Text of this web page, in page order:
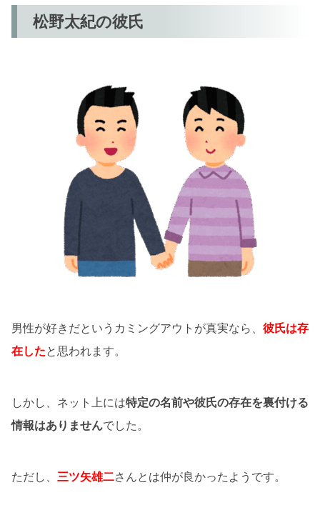
松野太紀の彼氏
男性が好きだというカミングアウトが真実なら、 彼氏は存
在したと思われます。
しかし、ネット上には特定の名前や彼氏の存在を裏付ける
情報はありませんでした。
ただし、 三ツ矢雄二さんとは仲が良かったようです。